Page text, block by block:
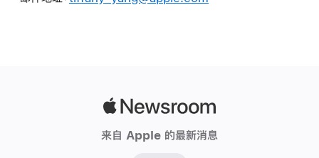
来自 Apple 的最新消息